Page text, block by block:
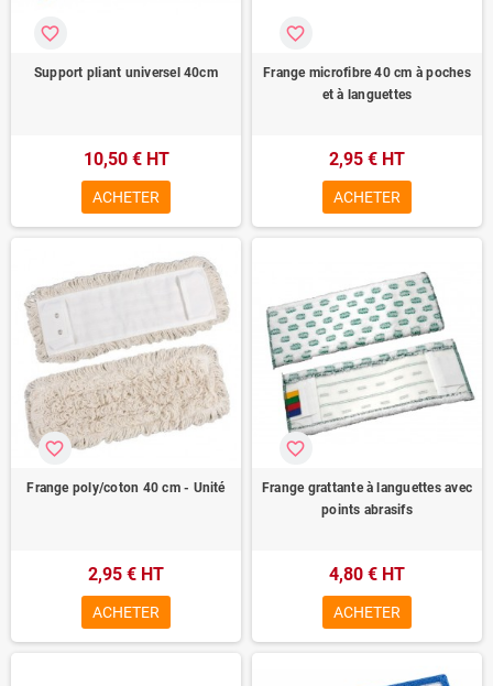
Support pliant universel 40cm
favorite_border
10,50 € HT
ACHETER
Frange microfibre 40 cm à poches
et à languettes
favorite_border
2,95 € HT
ACHETER
Frange poly/coton 40 cm - Unité
favorite_border
2,95 € HT
ACHETER
Frange grattante à languettes avec
points abrasifs
favorite_border
4,80 € HT
ACHETER